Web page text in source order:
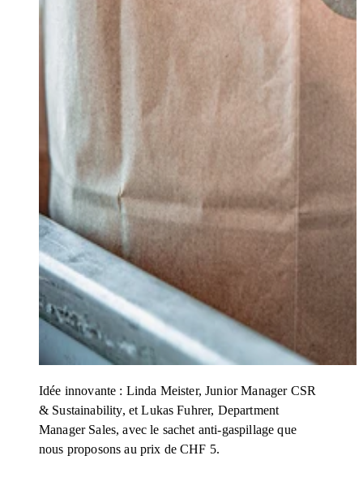
Idée innovante : Linda Meister, Junior Manager CSR
& Sustainability, et Lukas Fuhrer, Department
Manager Sales, avec le sachet anti-gaspillage que
nous proposons au prix de CHF 5.